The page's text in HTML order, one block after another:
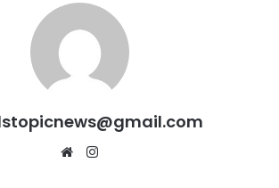
Website